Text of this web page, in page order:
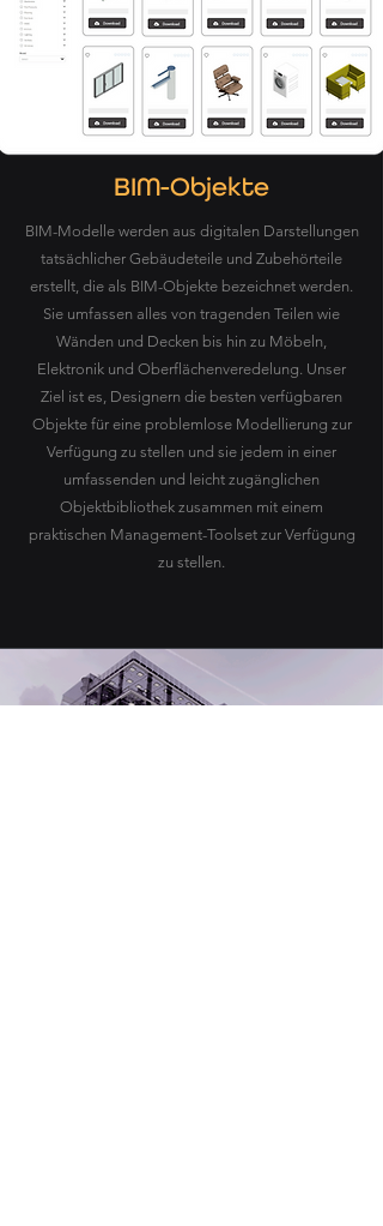
BIM-Objekte
BIM-Modelle werden aus digitalen Darstellungen
tatsächlicher Gebäudeteile und Zubehörteile
erstellt, die als BIM-Objekte bezeichnet werden.
Sie umfassen alles von tragenden Teilen wie
Wänden und Decken bis hin zu Möbeln,
Elektronik und Oberflächenveredelung. Unser
Ziel ist es, Designern die besten verfügbaren
Objekte für eine problemlose Modellierung zur
Verfügung zu stellen und sie jedem in einer
umfassenden und leicht zugänglichen
Objektbibliothek zusammen mit einem
praktischen Management-Toolset zur Verfügung
zu stellen.